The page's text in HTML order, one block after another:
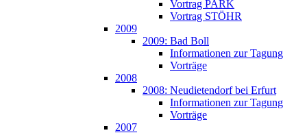
Vortrag PARK
Vortrag STÖHR
2009
2009: Bad Boll
Informationen zur Tagung
Vorträge
2008
2008: Neudietendorf bei Erfurt
Informationen zur Tagung
Vorträge
2007